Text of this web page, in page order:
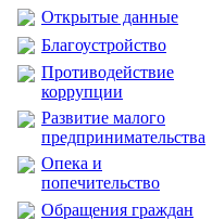
Открытые данные
Благоустройство
Противодействие
коррупции
Развитие малого
предпринимательства
Опека и
попечительство
Обращения граждан